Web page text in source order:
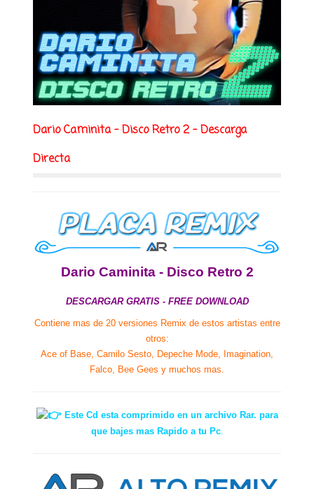
Dario Caminita - Disco Retro 2 - Descarga
Directa
Dario Caminita - Disco Retro 2
DESCARGAR GRATIS - FREE DOWNLOAD
Contiene mas de 20 versiones Remix de estos artistas entre
otros:
Ace of Base, Camilo Sesto, Depeche Mode, Imagination,
Falco, Bee Gees y muchos mas.
Este Cd esta comprimido en un archivo Rar. para
que bajes mas Rapido a tu Pc.